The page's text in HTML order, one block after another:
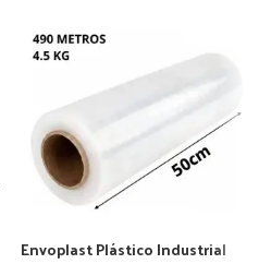
Envoplast Plástico Industrial